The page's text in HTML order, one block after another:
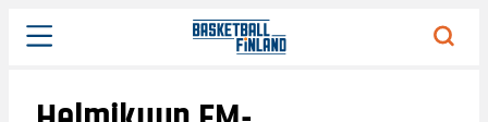
Siirry
sisältöön